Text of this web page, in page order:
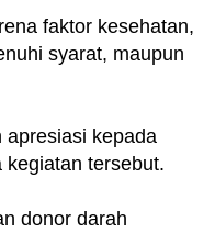
faktor kesehatan,
syarat, maupun
apresiasi kepada
tersebut.
donor darah